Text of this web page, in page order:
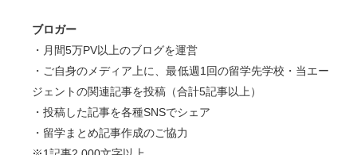
ブロガー
・月間5万PV以上のブログを運営
・ご自身のメディア上に、最低週1回の留学先学校・当エー
ジェントの関連記事を投稿（合計5記事以上）
・投稿した記事を各種SNSでシェア
・留学まとめ記事作成のご協力